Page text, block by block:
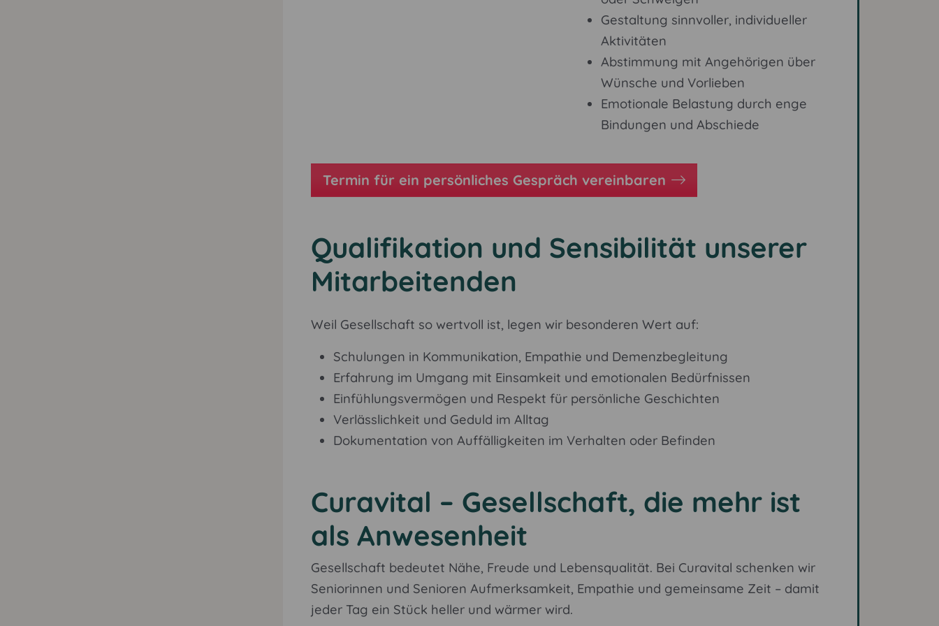
Gestaltung sinnvoller, individueller
Aktivitäten
Abstimmung mit Angehörigen über
Wünsche und Vorlieben
Emotionale Belastung durch enge
Bindungen und Abschiede
Termin für ein persönliches Gespräch vereinbaren
Qualifikation und Sensibilität unserer
Mitarbeitenden
Weil Gesellschaft so wertvoll ist, legen wir besonderen Wert auf:
Schulungen in Kommunikation, Empathie und Demenzbegleitung
Erfahrung im Umgang mit Einsamkeit und emotionalen Bedürfnissen
Einfühlungsvermögen und Respekt für persönliche Geschichten
Verlässlichkeit und Geduld im Alltag
Dokumentation von Auffälligkeiten im Verhalten oder Befinden
Curavital – Gesellschaft, die mehr ist
als Anwesenheit
Gesellschaft bedeutet Nähe, Freude und Lebensqualität. Bei Curavital schenken wir
Seniorinnen und Senioren Aufmerksamkeit, Empathie und gemeinsame Zeit – damit
jeder Tag ein Stück heller und wärmer wird.